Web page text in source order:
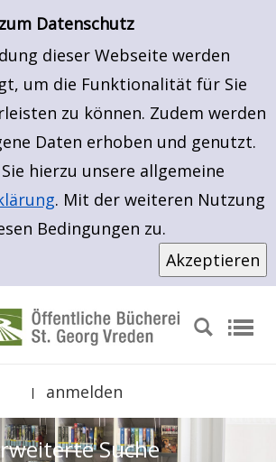
Datenschutz
dieser Webseite werden
um die Funktionalität für Sie
zu können. Zudem werden
Daten erhoben und genutzt.
hierzu unsere allgemeine
. Mit der weiteren Nutzung
Bedingungen zu.
springenspringen
anmelden
Suche